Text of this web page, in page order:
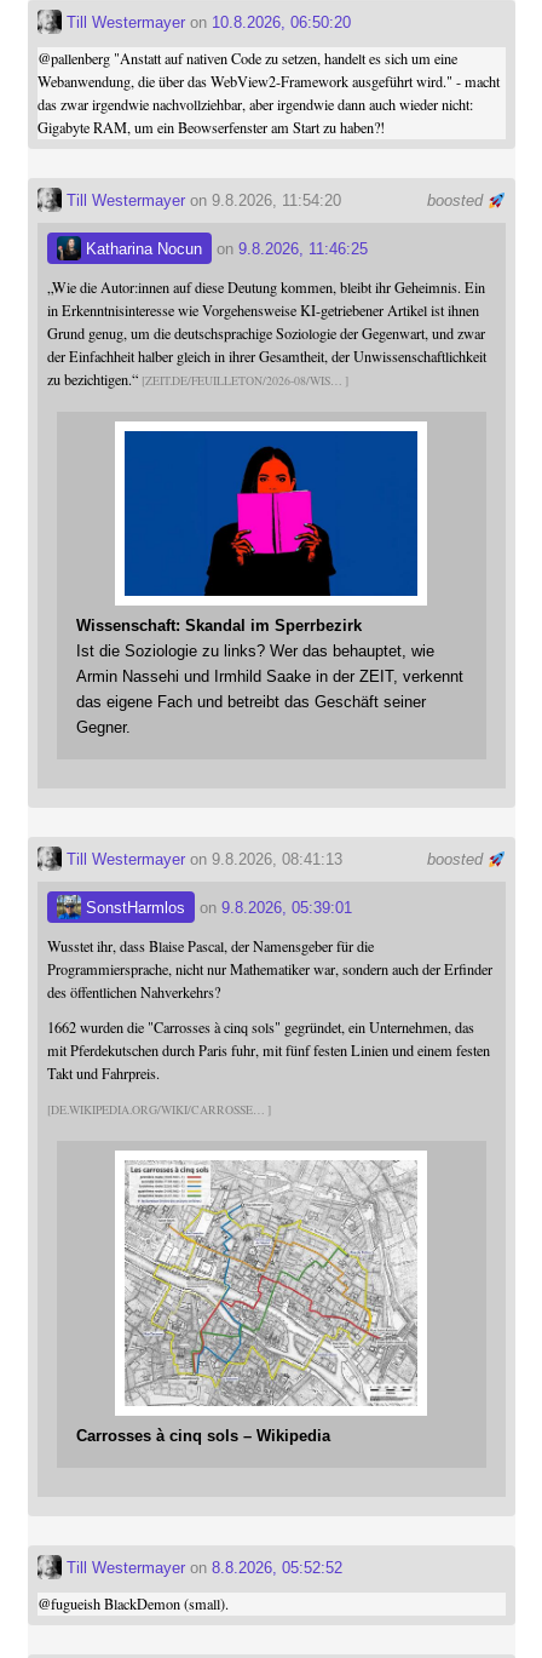
Till Westermayeron 10.8.2026, 06:50:20
@pallenberg"Anstatt auf nativen Code zu setzen, handelt es sich um eine
Webanwendung, die über das WebView2-Framework ausgeführt wird." - macht
das zwar irgendwie nachvollziehbar, aber irgendwie dann auch wieder nicht:
Gigabyte RAM, um ein Beowserfenster am Start zu haben?!
boosted
Till Westermayeron 9.8.2026, 11:54:20
Katharina Nocun on 9.8.2026, 11:46:25
„Wie die Autor:innen auf diese Deutung kommen, bleibt ihr Geheimnis. Ein
in Erkenntnisinteresse wie Vorgehensweise KI-getriebener Artikel ist ihnen
Grund genug, um die deutschsprachige Soziologie der Gegenwart, und zwar
der Einfachheit halber gleich in ihrer Gesamtheit, der Unwissenschaftlichkeit
zu bezichtigen.“ ZEIT.DE/FEUILLETON/2026-08/WIS
Wissenschaft: Skandal im Sperrbezirk
Ist die Soziologie zu links? Wer das behauptet, wie
Armin Nassehi und Irmhild Saake in der ZEIT, verkennt
das eigene Fach und betreibt das Geschäft seiner
Gegner.
boosted
Till Westermayeron 9.8.2026, 08:41:13
SonstHarmlos on 9.8.2026, 05:39:01
Wusstet ihr, dass Blaise Pascal, der Namensgeber für die
Programmiersprache, nicht nur Mathematiker war, sondern auch der Erfinder
des öffentlichen Nahverkehrs?
1662 wurden die "Carrosses à cinq sols" gegründet, ein Unternehmen, das
mit Pferdekutschen durch Paris fuhr, mit fünf festen Linien und einem festen
Takt und Fahrpreis.
DE.WIKIPEDIA.ORG/WIKI/CARROSSE
Carrosses à cinq sols – Wikipedia
Till Westermayeron 8.8.2026, 05:52:52
@fugueishBlackDemon (small).